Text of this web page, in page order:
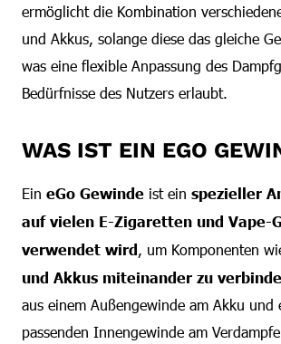
ermöglicht die Kombination
und Akkus, solange diese das gleiche
was eine flexible Anpassung des
Bedürfnisse des Nutzers erlaubt.
WAS IST EIN EGO
Ein eGo Gewinde ist ein spezieller
auf vielen E-Zigaretten und Vape-
verwendet wird, um Komponenten
und Akkus miteinander zu
aus einem Außengewinde am Akku und
passenden Innengewinde am